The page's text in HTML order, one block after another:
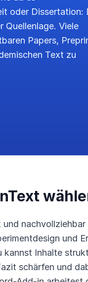
oder Dissertation:
Quellenlage. Viele
Papers,
Text zu
und
kannst Inhalte
schärfen und